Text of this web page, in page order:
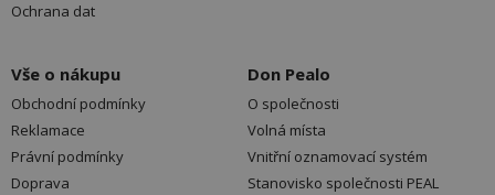
Ochrana dat
Vše o nákupu
Obchodní podmínky
Reklamace
Právní podmínky
Doprava
Don Pealo
O společnosti
Volná místa
Vnitřní oznamovací systém
Stanovisko společnosti PEAL